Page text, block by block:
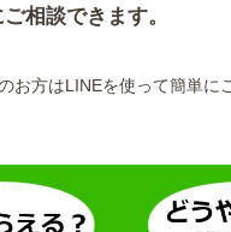
相談できます。
お方はLINEを使って簡単に